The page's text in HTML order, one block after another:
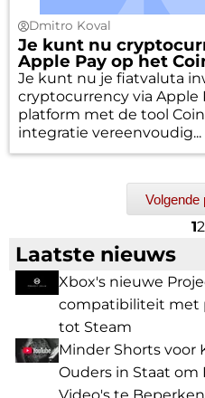
Dmitro Koval
Je kunt nu
Apple Pay op het
Je kunt nu je fiatvaluta
cryptocurrency via Apple
platform met de tool
integratie vereenvoudig...
12
Laatste nieuws
Xbox's nieuwe
compatibiliteit met
tot Steam
Minder Shorts voor
Ouders in Staat